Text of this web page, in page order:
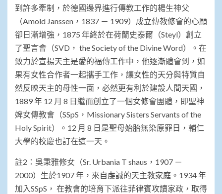
到許多牽制，於德國邊界進行傳教工作的楊生神父
（Amold Janssen，1837 － 1909）成立傳教修會的心願
卻日漸增強，1875 年終於在荷蘭史泰爾（Steyl）創立
了聖言會（SVD， the Society of the Divine Word）。在
致力於宣揚天主是愛的福傳工作中，他逐漸體會到，如
果有女性合作者一起攜手工作，讓女性的天分與特質自
然反映天主的母性一面，必然更有利於建設人間天國，
1889 年 12 月 8 日繼而創立了一個女修會團體，即聖神
婢女傳教會（SSpS，Missionary Sisters Servants of the
Holy Spirit）。12 月 8 日是聖母始胎無染原罪日，輔仁
大學的校慶也訂在這一天。
註2：吳秉雅修女（Sr. Urbania T shaus，1907 －
2000）生於1907 年，來自虔誠的天主教家庭。1934 年
加入SSpS， 在教會的培育下派往菲律賓攻讀家政，取得